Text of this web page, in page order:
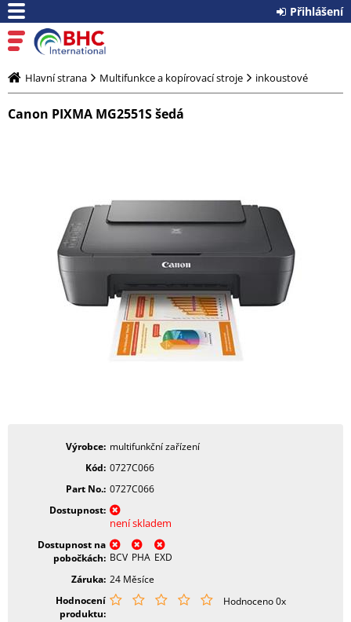
Přihlášení
Hlavní strana Multifunkce a kopírovací stroje inkoustové
Canon PIXMA MG2551S šedá
Výrobce multifunkční zařízení
Kód 0727C066
Part No. 0727C066
Dostupnost
není skladem
Dostupnost na
pobočkách BCV PHA EXD
Záruka 24 Měsíce
Hodnocení
produktu
Hodnoceno 0x